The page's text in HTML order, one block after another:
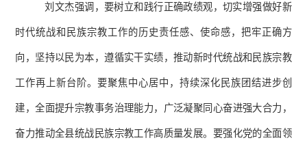
刘文杰强调，要树立和践行正确政绩观，切实增强做好新
时代统战和民族宗教工作的历史责任感、使命感，把牢正确方
向，坚持以民为本，遵循实干实绩，推动新时代统战和民族宗教
工作再上新台阶。要聚焦中心居中，持续深化民族团结进步创
建，全面提升宗教事务治理能力，广泛凝聚同心奋进强大合力，
奋力推动全县统战民族宗教工作高质量发展。要强化党的全面领